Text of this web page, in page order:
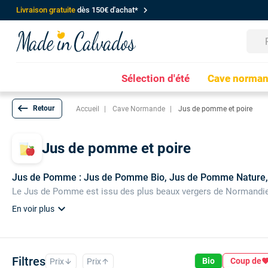
Livraison gratuitedès 150€ d'achat* chevron_right
Sélection d'été Cave
keyboard_backspace Accueil Cave Normande Jus de pomme et poire
Jus de pomme et poire
Jus de Pomme : Jus de Pomme Bio, Jus de Pomme
Le Jus de Pomme est issu des plus beaux vergers de
En voir plus expand_more
Filtres Prixarrow_downward Prixarrow_upward Bio Coup de